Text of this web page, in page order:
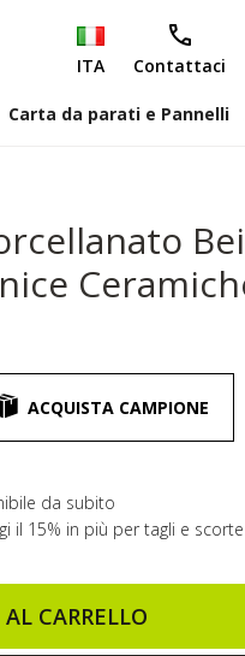
ITA Contattaci
Carta da parati e Pannelli
ACQUISTA CAMPIONE
da subito
il 15% in più per tagli e scorte
CARRELLO